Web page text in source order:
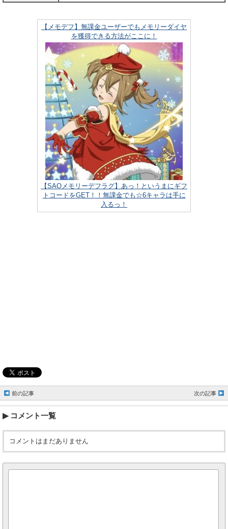
【メモデフ】無課金ユーザーでもメモリーダイヤ
を獲得できる方法がここに！
【SAOメモリーデフラグ】あっ！というまにギフ
トコードをGET！！無課金でも☆6キャラは手に
入るっ！
前の記事 次の記事
コメント一覧
コメントはまだありません